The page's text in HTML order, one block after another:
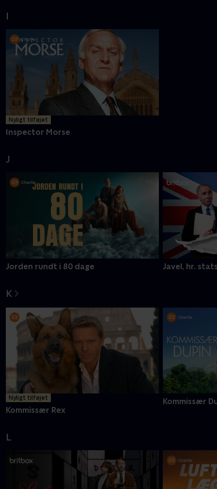
I
Nyligt tilføjet
Inspector Morse
J
Jorden rundt i 80 dage Javel, hr.
K
Nyligt tilføjet
Kommissær Rex
Kommissær
L